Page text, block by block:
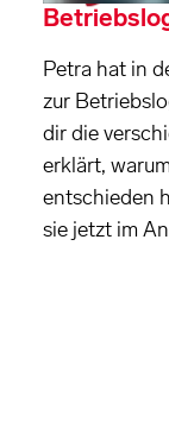
Petra hat in
zur
dir die
erklärt,
entschieden
sie jetzt im